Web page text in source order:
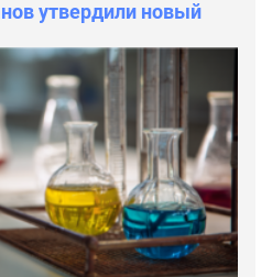
утвердили новый